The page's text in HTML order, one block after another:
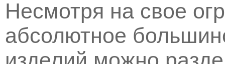
Несмотря на свое
абсолютное